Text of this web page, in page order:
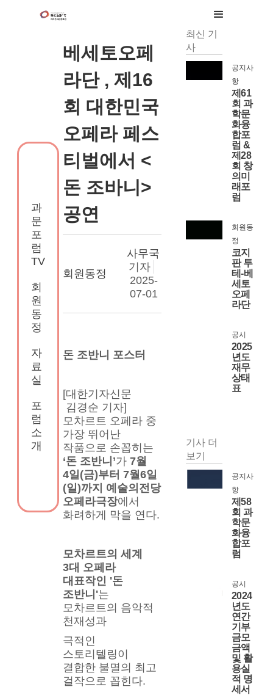
과
문
포
럼
TV
회
원
동
정
자
료
실
포
럼
소
개
베세토오페
라단 , 제16
회 대한민국
오페라 페스
티벌에서 <
돈 조바니>
공연
회원동정
사무국
기자
2025-
07-01
돈 조반니 포스터
[대한기자신문
김경순 기자]
모차르트 오페라 중
가장 뛰어난
‘돈 조반니’가 7월
4일(금)부터 7월6일
(일)까지 예술의전당
오페라극장에서
화려하게 막을 연다.
모차르트의 세계
3대 오페라
대표작인 '돈
조반니'는
모차르트의 음악적
천재성과
극적인
스토리텔링이
결합한 불멸의 최고
걸작으로 꼽힌다.
최신 기
사
공지사
항
제61
회 과
학문
화융
합포
럼 &
제28
회 창
의미
래포
럼
회원동
정
코지
판 투
테-베
세토
오페
라단
공시
2025
년도
재무
상태
표
기사 더
보기
공지사
항
제58
회 과
학문
화융
합포
럼
공시
2024
년도
연간
기부
금모
금액
및 활
용실
적 명
세서